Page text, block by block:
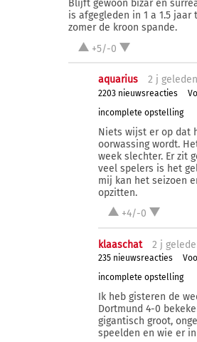
Blijft gewoon bizar en
is afgegleden in 1 a 1.5
zomer de kroon spande.
+5/-0
aquarius 2 j geleden
2203 nieuwsreacties
incomplete opstelling
Niets wijst er op dat
oorwassing wordt.
week slechter. Er zit
veel spelers is het
mij kan het seizoen
opzitten.
+4/-0
klaaschat 2 j
235 nieuwsreacties
incomplete opstelling
Ik heb gisteren de
Dortmund 4-0
gigantisch groot,
speelden en wie er